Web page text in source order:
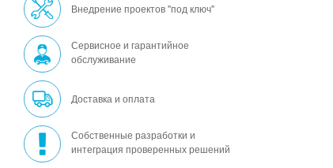
Внедрение проектов "под ключ"
Сервисное и гарантийное
обслуживание
Доставка и оплата
Собственные разработки и
интеграция проверенных решений